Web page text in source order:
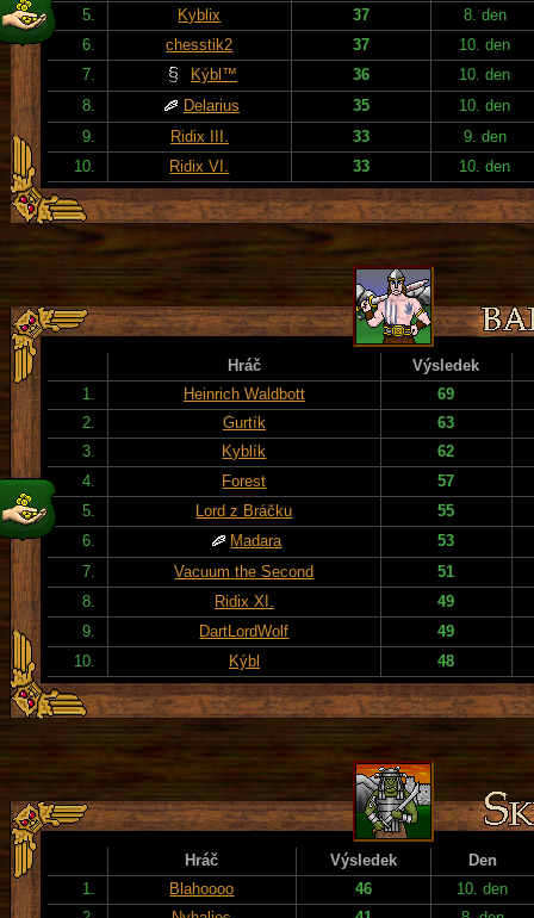
5.
Kyblix 37
8. den
6.
chesstik2 37
10. den
7.
Kýbl™ 36
10. den
8.
Delarius 35
10. den
9.
Ridix III. 33
9. den
10.
Ridix VI. 33 10. den
Hráč
Výsledek
1.
Heinrich Waldbott
69
2.
Gurtík
63
3.
Kyblík
62
4.
Forest
57
5.
Lord z Bráčku
55
6.
Madara
53
7.
Vacuum the Second
51
8.
Ridix XI.
49
9.
DartLordWolf
49
10.
Kýbl 48
Hráč Výsledek
Den
1.
Blahoooo 46
10. den